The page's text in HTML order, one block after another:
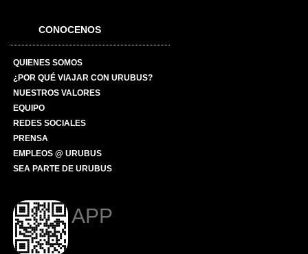
CONOCENOS
QUIENES SOMOS
¿POR QUÉ VIAJAR CON URUBUS?
NUESTROS VALORES
EQUIPO
REDES SOCIALES
PRENSA
EMPLEOS @ URUBUS
SEA PARTE DE URUBUS
APP